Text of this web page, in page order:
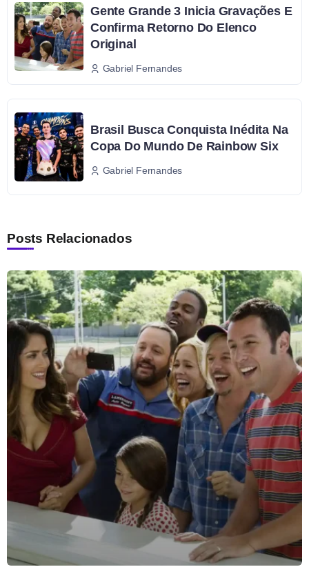
Gente Grande 3 Inicia Gravações E
Confirma Retorno Do Elenco
Original
Gabriel Fernandes
Brasil Busca Conquista Inédita Na
Copa Do Mundo De Rainbow Six
Gabriel Fernandes
Posts Relacionados